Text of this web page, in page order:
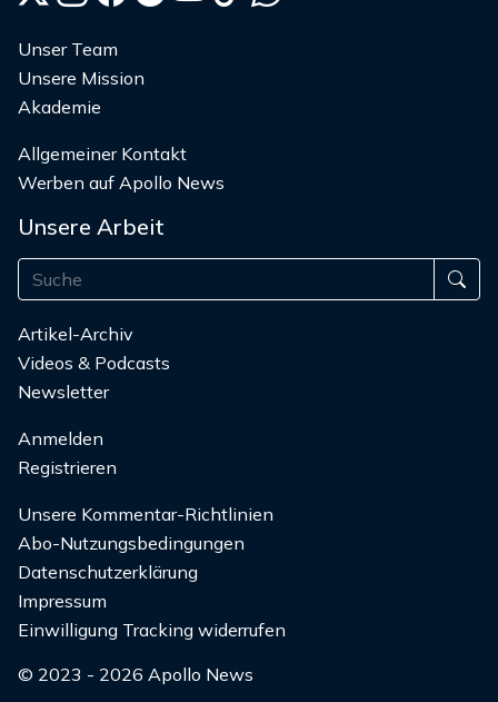
Unser Team
Unsere Mission
Akademie
Allgemeiner Kontakt
Werben auf Apollo News
Unsere Arbeit
Artikel-Archiv
Videos & Podcasts
Newsletter
Anmelden
Registrieren
Unsere Kommentar-Richtlinien
Abo-Nutzungsbedingungen
Datenschutzerklärung
Impressum
Einwilligung Tracking widerrufen
© 2023 - 2026 Apollo News